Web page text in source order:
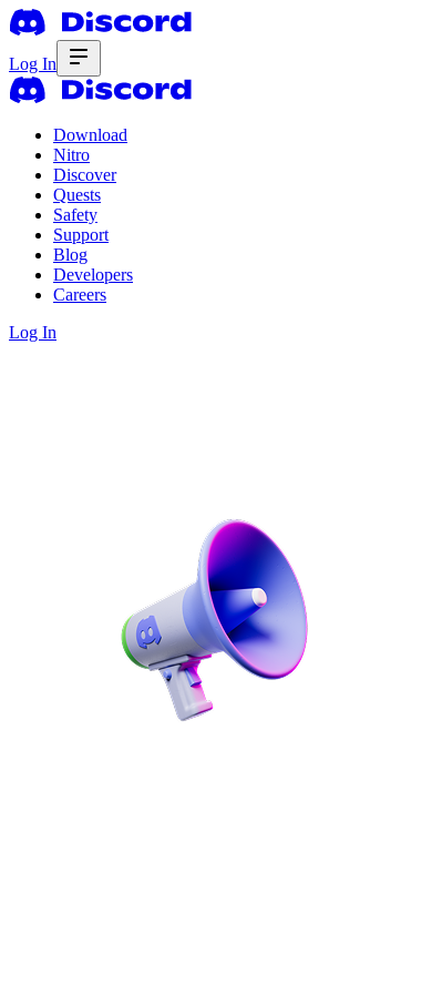
Log In
Download
Nitro
Discover
Quests
Safety
Support
Blog
Developers
Careers
Log In